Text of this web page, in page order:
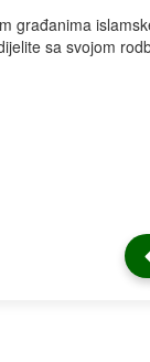
građanima
sa svojom